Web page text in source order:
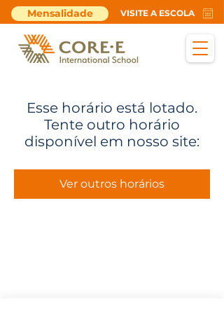
Mensalidade VISITE A ESCOLA
Esse horário está lotado.
Tente outro horário
disponível em nosso site:
Ver outros horários